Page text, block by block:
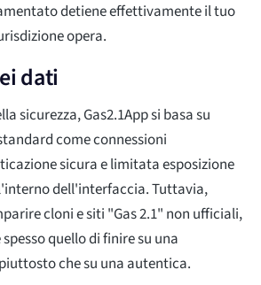
detiene effettivamente il tuo
opera.
dati
sicurezza, Gas2.1App si basa su
come connessioni
sicura e limitata esposizione
dell'interfaccia. Tuttavia,
cloni e siti "Gas 2.1" non ufficiali,
quello di finire su una
che su una autentica.